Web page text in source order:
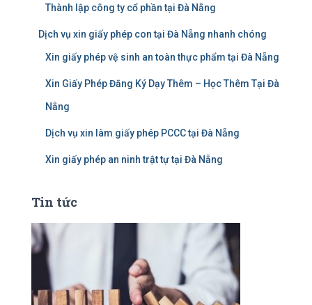
Thành lập công ty cổ phần tại Đà Nẵng
Dịch vụ xin giấy phép con tại Đà Nẵng nhanh chóng
Xin giấy phép vệ sinh an toàn thực phẩm tại Đà Nẵng
Xin Giấy Phép Đăng Ký Dạy Thêm – Học Thêm Tại Đà
Nẵng
Dịch vụ xin làm giấy phép PCCC tại Đà Nẵng
Xin giấy phép an ninh trật tự tại Đà Nẵng
Tin tức